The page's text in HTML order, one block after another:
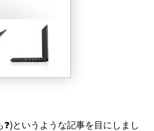
というような記事を目にしまし